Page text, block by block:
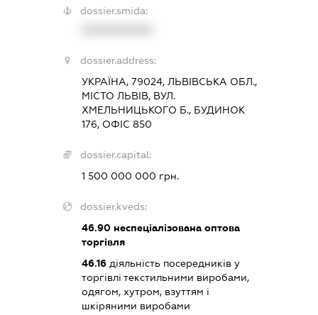
dossier.smida:
dossier.address:
УКРАЇНА, 79024, ЛЬВІВСЬКА ОБЛ.,
МІСТО ЛЬВІВ, ВУЛ.
ХМЕЛЬНИЦЬКОГО Б., БУДИНОК
176, ОФІС 850
dossier.capital:
1 500 000 000 грн.
dossier.kveds:
46.90неспеціалізована оптова
торгівля
46.16діяльність посередників у
торгівлі текстильними виробами,
одягом, хутром, взуттям і
шкіряними виробами